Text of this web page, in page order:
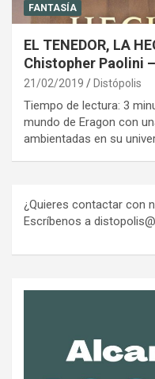
FANTASÍA
EL TENEDOR, LA
Chistopher Paolini
21/02/2019 Distópolis
Tiempo de lectura: 3
mundo de Eragon con
ambientadas en su
¿Quieres contactar con
Escríbenos a